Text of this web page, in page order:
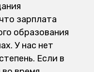
зарплата
образования
У нас нет
Если в